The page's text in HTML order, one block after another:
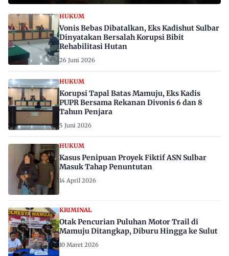
HUKUM
Vonis Bebas Dibatalkan, Eks Kadishut Sulbar
Dinyatakan Bersalah Korupsi Bibit
Rehabilitasi Hutan
26 Juni 2026
HUKUM
Korupsi Tapal Batas Mamuju, Eks Kadis
PUPR Bersama Rekanan Divonis 6 dan 8
Tahun Penjara
5 Juni 2026
HUKUM
Kasus Penipuan Proyek Fiktif ASN Sulbar
Masuk Tahap Penuntutan
14 April 2026
KRIMINAL
Otak Pencurian Puluhan Motor Trail di
Mamuju Ditangkap, Diburu Hingga ke Sulut
10 Maret 2026